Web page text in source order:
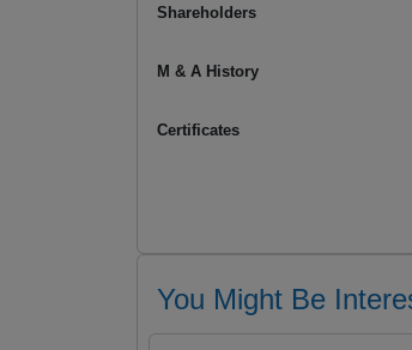
Shareholders
M & A History
Certificates
You Might Be